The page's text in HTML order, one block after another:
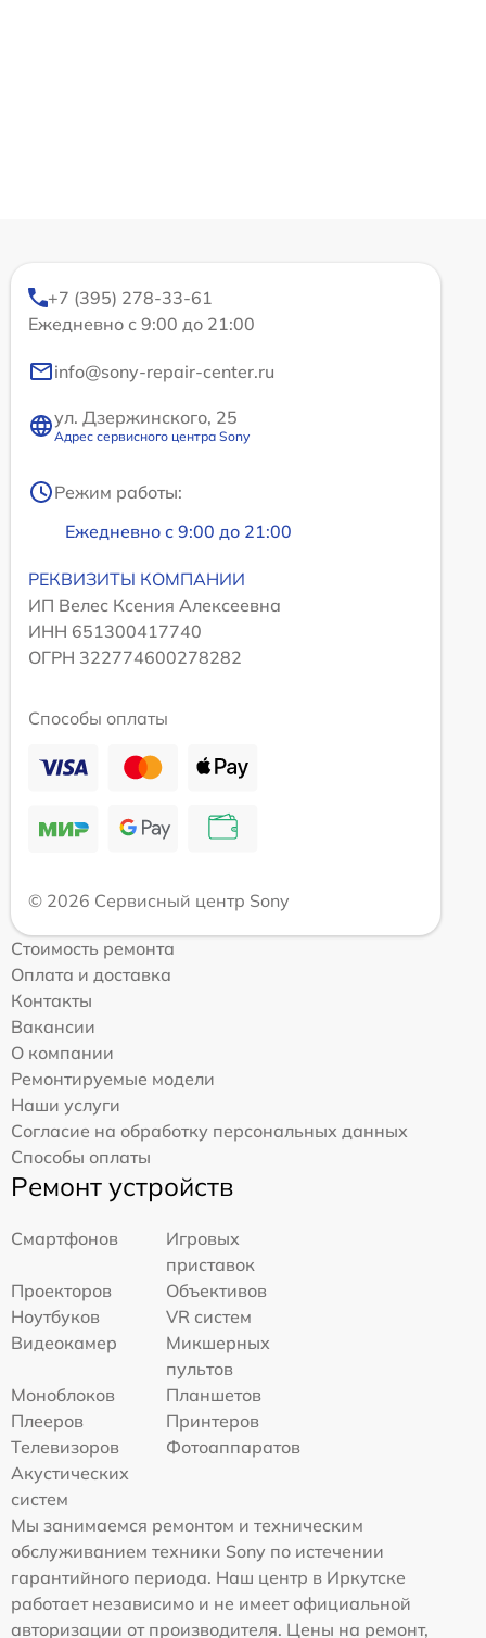
+7 (395) 278-33-61
Ежедневно с 9:00 до 21:00
info@sony-repair-center.ru
ул. Дзержинского, 25
Адрес сервисного центра Sony
Режим работы:
Ежедневно с 9:00 до 21:00
РЕКВИЗИТЫ КОМПАНИИ
ИП Велес Ксения Алексеевна
ИНН 651300417740
ОГРН 322774600278282
Способы оплаты
© 2026 Сервисный центр Sony
Стоимость ремонта
Оплата и доставка
Контакты
Вакансии
О компании
Ремонтируемые модели
Наши услуги
Согласие на обработку персональных данных
Способы оплаты
Ремонт устройств
Смартфонов
Игровых
приставок
Проекторов
Объективов
Ноутбуков
VR систем
Видеокамер
Микшерных
пультов
Моноблоков
Планшетов
Плееров
Принтеров
Телевизоров
Фотоаппаратов
Акустических
систем
Мы занимаемся ремонтом и техническим
обслуживанием техники Sony по истечении
гарантийного периода. Наш центр в Иркутске
работает независимо и не имеет официальной
авторизации от производителя. Цены на ремонт,